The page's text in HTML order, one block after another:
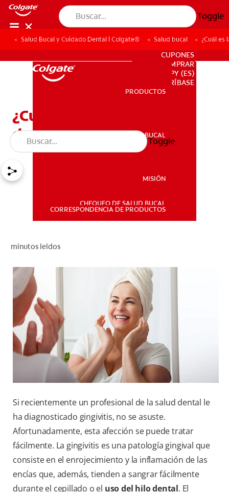
Toggle
PRODUCTOS
SALUD BUCAL
PARA PROFESIONALES
DONDE COMPRAR
PARA PROFESIONALES
CUPONES
DONDE COMPRAR
PY (ES)
SUSCRÍBASE
PRODUCTOS
SALUD BUCAL
MISIÓN
CHEQUEO DE SALUD BUCAL
CORRESPONDENCIA DE PRODUCTOS
Toggle
Salud Bucal y Cuidado Dental | Colgate® Salud bucal ¿Cuál
¿Cuál es la mejor pasta
dental para la gingivitis?
minutos leídos
Si recientemente un profesional de la salud dental le
ha diagnosticado gingivitis, no se asuste.
Afortunadamente, esta afección se puede tratar
fácilmente. La gingivitis es una patología gingival que
consiste en el enrojecimiento y la inflamación de las
encías que, además, tienden a sangrar fácilmente
durante el cepillado o el uso del hilo dental. El